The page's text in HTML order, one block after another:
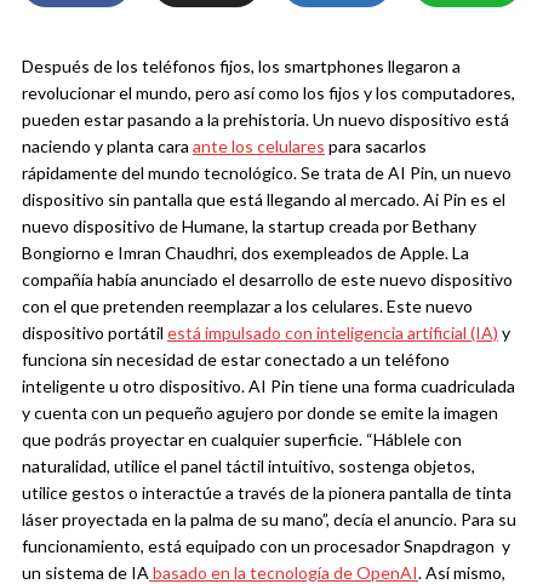
Después de los teléfonos fijos, los smartphones llegaron a
revolucionar el mundo, pero así como los fijos y los computadores,
pueden estar pasando a la prehistoria. Un nuevo dispositivo está
naciendo y planta cara ante los celulares para sacarlos
rápidamente del mundo tecnológico. Se trata de AI Pin, un nuevo
dispositivo sin pantalla que está llegando al mercado.Ai Pin es el
nuevo dispositivo de Humane, la startup creada por Bethany
Bongiorno e Imran Chaudhri, dos exempleados de Apple. La
compañía había anunciado el desarrollo de este nuevo dispositivo
con el que pretenden reemplazar a los celulares. Este nuevo
dispositivo portátil está impulsado con inteligencia artificial (IA) y
funciona sin necesidad de estar conectado a un teléfono
inteligente u otro dispositivo.AI Pin tiene una forma cuadriculada
y cuenta con un pequeño agujero por donde se emite la imagen
que podrás proyectar en cualquier superficie. “Háblele con
naturalidad, utilice el panel táctil intuitivo, sostenga objetos,
utilice gestos o interactúe a través de la pionera pantalla de tinta
láser proyectada en la palma de su mano”, decía el anuncio. Para su
funcionamiento, está equipado con un procesador Snapdragon y
un sistema de IA basado en la tecnología de OpenAI. Así mismo,